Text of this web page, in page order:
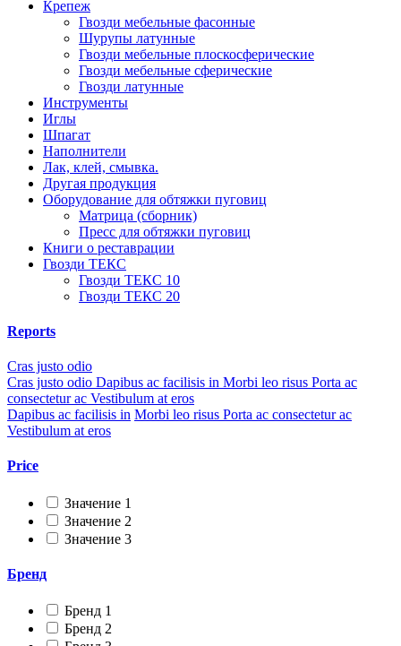
Крепеж
Гвозди мебельные фасонные
Шурупы латунные
Гвозди мебельные плоскосферические
Гвозди мебельные сферические
Гвозди латунные
Инструменты
Иглы
Шпагат
Наполнители
Лак, клей, смывка.
Другая продукция
Оборудование для обтяжки пуговиц
Матрица (сборник)
Пресс для обтяжки пуговиц
Книги о реставрации
Гвозди ТЕКС
Гвозди ТЕКС 10
Гвозди ТЕКС 20
Reports
Cras justo odio
Cras justo odio Dapibus ac facilisis in Morbi leo risus Porta ac
consectetur ac Vestibulum at eros
Dapibus ac facilisis in Morbi leo risus Porta ac consectetur ac
Vestibulum at eros
Price
Значение 1
Значение 2
Значение 3
Бренд
Бренд 1
Бренд 2